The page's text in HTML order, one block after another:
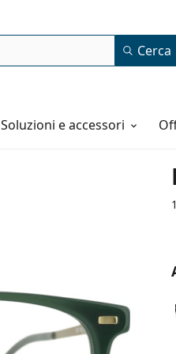
Cerca
Soluzioni e accessori